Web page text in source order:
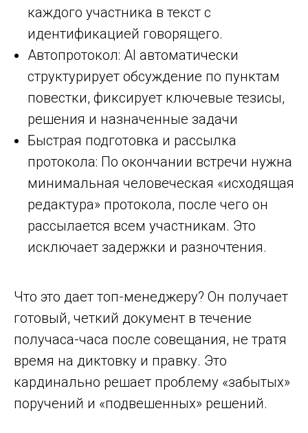
каждого участника в текст с
идентификацией говорящего.
Автопротокол: AI автоматически
структурирует обсуждение по пунктам
повестки, фиксирует ключевые тезисы,
решения и назначенные задачи
Быстрая подготовка и рассылка
протокола: По окончании встречи нужна
минимальная человеческая «исходящая
редактура» протокола, после чего он
рассылается всем участникам. Это
исключает задержки и разночтения.
Что это дает топ-менеджеру? Он получает
готовый, четкий документ в течение
получаса-часа после совещания, не тратя
время на диктовку и правку. Это
кардинально решает проблему «забытых»
поручений и «подвешенных» решений.